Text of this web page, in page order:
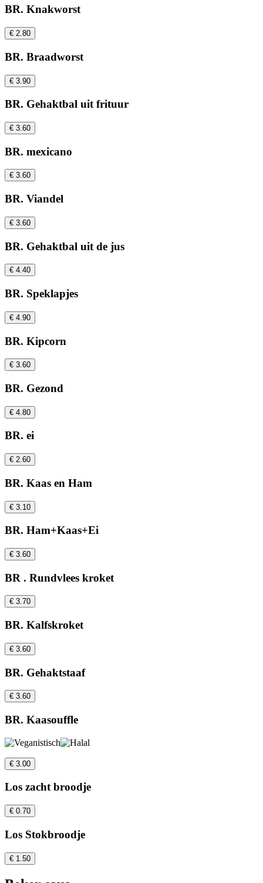
BR. Knakworst
€ 2.80
BR. Braadworst
€ 3.90
BR. Gehaktbal uit frituur
€ 3.60
BR. mexicano
€ 3.60
BR. Viandel
€ 3.60
BR. Gehaktbal uit de jus
€ 4.40
BR. Speklapjes
€ 4.90
BR. Kipcorn
€ 3.60
BR. Gezond
€ 4.80
BR. ei
€ 2.60
BR. Kaas en Ham
€ 3.10
BR. Ham+Kaas+Ei
€ 3.60
BR . Rundvlees kroket
€ 3.70
BR. Kalfskroket
€ 3.60
BR. Gehaktstaaf
€ 3.60
BR. Kaasouffle
€ 3.00
Los zacht broodje
€ 0.70
Los Stokbroodje
€ 1.50